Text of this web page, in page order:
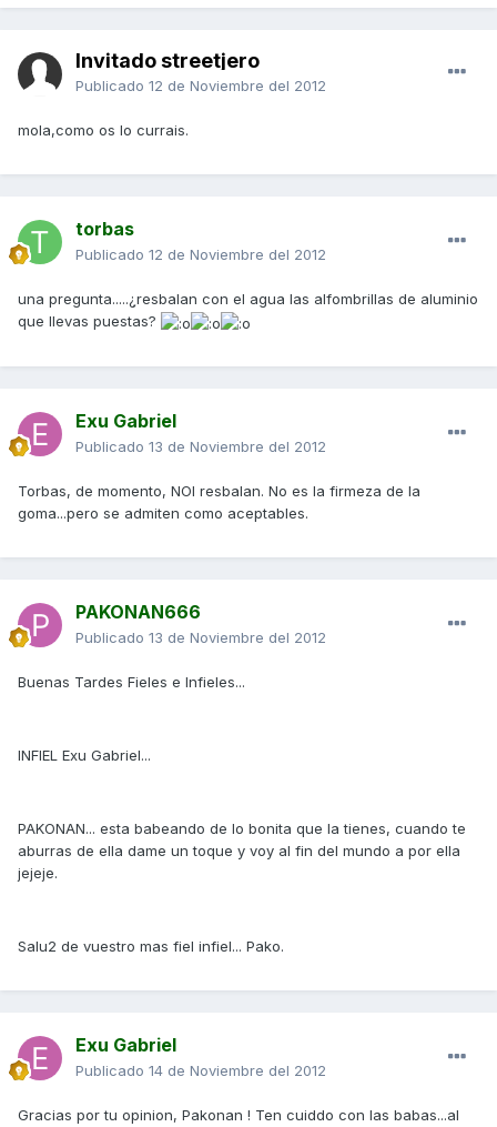
Invitado streetjero
Publicado 12 de Noviembre del 2012
mola,como os lo currais.
torbas
Publicado 12 de Noviembre del 2012
una pregunta.....¿resbalan con el agua las alfombrillas de aluminio
que llevas puestas?
Exu Gabriel
Publicado 13 de Noviembre del 2012
Torbas, de momento, NOI resbalan. No es la firmeza de la
goma...pero se admiten como aceptables.
PAKONAN666
Publicado 13 de Noviembre del 2012
Buenas Tardes Fieles e Infieles...
INFIEL Exu Gabriel...
PAKONAN... esta babeando de lo bonita que la tienes, cuando te
aburras de ella dame un toque y voy al fin del mundo a por ella
jejeje.
Salu2 de vuestro mas fiel infiel... Pako.
Exu Gabriel
Publicado 14 de Noviembre del 2012
Gracias por tu opinion, Pakonan ! Ten cuiddo con las babas...al